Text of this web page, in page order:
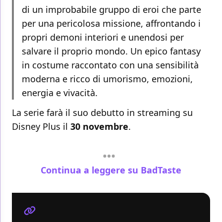
di un improbabile gruppo di eroi che parte
per una pericolosa missione, affrontando i
propri demoni interiori e unendosi per
salvare il proprio mondo. Un epico fantasy
in costume raccontato con una sensibilità
moderna e ricco di umorismo, emozioni,
energia e vivacità.
La serie farà il suo debutto in streaming su
Disney Plus il 30 novembre.
Continua a leggere su BadTaste